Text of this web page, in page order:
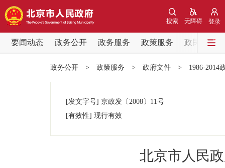
登录
无障碍
搜索
要闻动态 政务公开 政务服务 政策服务
政民互动
党中央精神
政务公开 > 政策服务 > 政府文件 > 1986-2014
[发文字号] 京政发 〔2008〕 11号
[有效性] 现行有效
北京市人民